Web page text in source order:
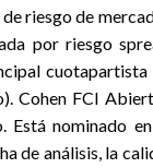
riesgo de
por riesgo
Cohen FCI
nominado
de análisis, la